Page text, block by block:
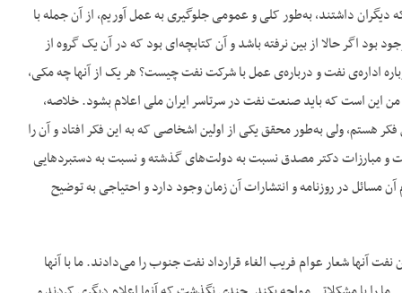
داشتند، به‌‌طور کلی و عمومی جلوگیری به عمل آوریم، از آن جمله با
بود اگر حالا از بین نرفته باشد و آن کتابچه‌‌ای بود که در آن یک گروه از
اداره‌‌ی نفت و درباره‌‌ی عمل با شرکت نفت چیست؟ هر یک از آنها چه مکی،
این است که باید صنعت نفت در سرتاسر ایران ملی اعلام بشود. خلاصه،
هستم، ولی به‌‌طور محقق یکی از اولین اشخاصی که به این فکر افتاد و آن را
و مبارزات دکتر مصدق نسبت به دولت‌‌های گذشته و نسبت به دستبردهایی
در روزنامه و انتشارات آن زمان وجود دارد و احتیاجی به توضیح
شعار عوام فریب الغاء قرارداد نفت جنوب را می‌‌دادند. ما با آنها